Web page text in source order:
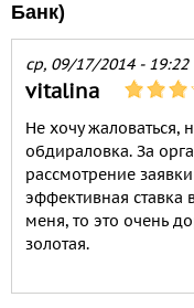
Банк)
ср, 09/17/2014 - 19:22
vitalina
Не хочу жаловаться,
обдираловка. За
рассмотрение
эффективная ставка
меня, то это очень
золотая.